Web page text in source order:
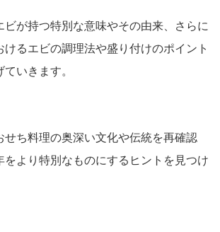
ビが持つ特別な意味やその由来、さらに
けるエビの調理法や盛り付けのポイント
いきます。
せち料理の奥深い文化や伝統を再確認
をより特別なものにするヒントを見つけ